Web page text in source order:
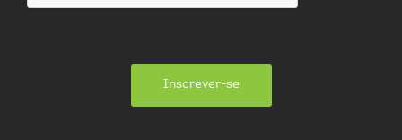
Inscrever-se